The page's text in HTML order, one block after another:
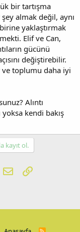
bir tartışma
almak değil, aynı
yaklaştırmak
Elif ve Can,
gücünü
değiştirebilir.
ve toplumu daha iyi
Alıntı
kendi bakış
kayıt ol.
E-postaLink
R